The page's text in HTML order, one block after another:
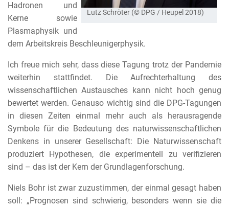
Lutz Schröter (© DPG / Heupel 2018)
Hadronen und
Kerne sowie
Plasmaphysik und
dem Arbeitskreis Beschleunigerphysik.
Ich freue mich sehr, dass diese Tagung trotz der Pandemie
weiterhin stattfindet. Die Aufrechterhaltung des
wissenschaftlichen Austausches kann nicht hoch genug
bewertet werden. Genauso wichtig sind die DPG-Tagungen
in diesen Zeiten einmal mehr auch als herausragende
Symbole für die Bedeutung des naturwissenschaftlichen
Denkens in unserer Gesellschaft: Die Naturwissenschaft
produziert Hypothesen, die experimentell zu verifizieren
sind – das ist der Kern der Grundlagenforschung.
Niels Bohr ist zwar zuzustimmen, der einmal gesagt haben
soll: „Prognosen sind schwierig, besonders wenn sie die